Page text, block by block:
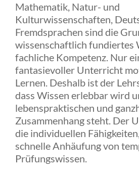
Mathematik, Natur- und
Kulturwissenschaften,
Fremdsprachen sind die
wissenschaftlich fundiertes
fachliche Kompetenz. Nur
fantasievoller Unterricht
Lernen. Deshalb ist der
dass Wissen erlebbar wird
lebenspraktischen und
Zusammenhang steht. Der
die individuellen
schnelle Anhäufung von
Prüfungswissen.